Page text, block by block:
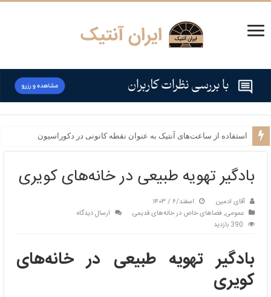
استفاده از ساعت‌های آنتیک به عنوان نقطه کانونی در دکوراسیون
نحوه چیدمان اشیای آنتیک در فضاهای باز مانند بالکن و حیاط
بادگیر تهویه طبیعی در خانه‌های کویری
آقای ادمین
اسفند/۶ / ۱۴۰۳
عمومی, فضاهای خاص در خانه‌های قدیمی
ارسال دیدگاه
390 بازدید
بادگیر تهویه طبیعی در خانه‌های
کویری